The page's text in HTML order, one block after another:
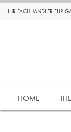
IHR FACHHÄNDLER FÜR
HOME